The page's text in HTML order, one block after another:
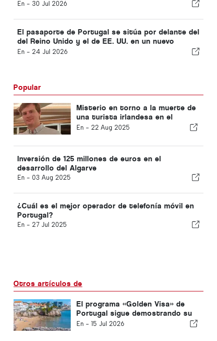
En - 30 Jul 2026
El pasaporte de Portugal se sitúa por delante del
del Reino Unido y el de EE. UU. en un nuevo
informe
En - 24 Jul 2026
Popular
Misterio en torno a la muerte de
una turista irlandesa en el
Algarve
En - 22 Aug 2025
Inversión de 125 millones de euros en el
desarrollo del Algarve
En - 03 Aug 2025
¿Cuál es el mejor operador de telefonía móvil en
Portugal?
En - 27 Jul 2025
Otros artículos de
El programa «Golden Visa» de
Portugal sigue demostrando su
solidez; esto es lo que supone
En - 15 Jul 2026